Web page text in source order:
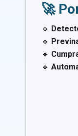
🚀
🔹
🔹
🔹
🔹